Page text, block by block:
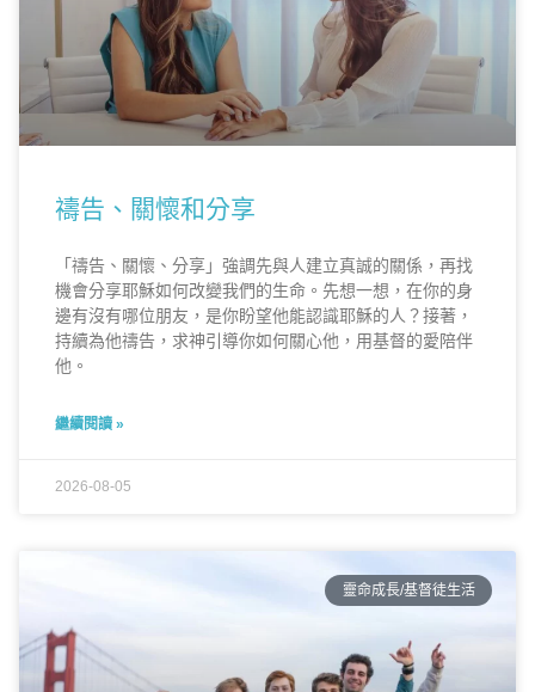
禱告、關懷和分享
「禱告、關懷、分享」強調先與人建立真誠的關係，再找
機會分享耶穌如何改變我們的生命。先想一想，在你的身
邊有沒有哪位朋友，是你盼望他能認識耶穌的人？接著，
持續為他禱告，求神引導你如何關心他，用基督的愛陪伴
他。
繼續閱讀 »
2026-08-05
靈命成長/基督徒生活